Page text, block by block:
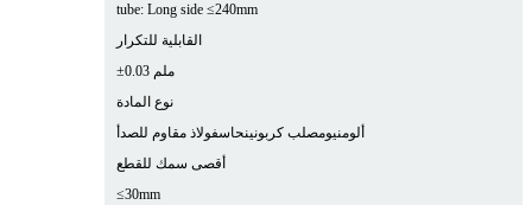
tube: Long side ≤240mm
القابلية للتكرار
±0.03 ملم
نوع المادة
ألومنيومصلب كربونينحاسفولاذ مقاوم للصدأ
أقصى سمك للقطع
≤30mm